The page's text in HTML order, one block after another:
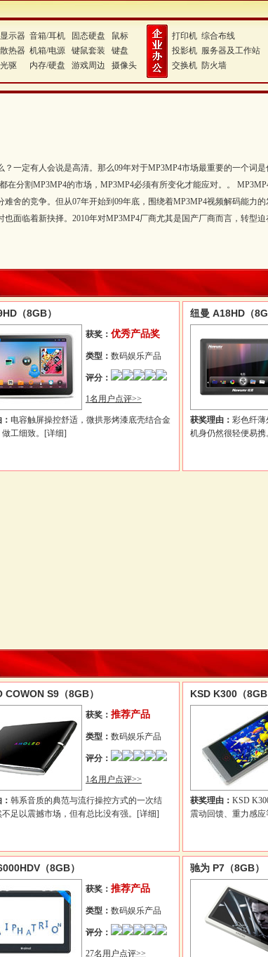
显示器 音箱/耳机 固态硬盘
鼠标
散热器 机箱/电源 键鼠套装
键盘
光驱 内存/硬盘 游戏周边 摄像头
打印机 综合布线
投影机 服务器及工作站
交换机 防火墙
一定有人会说是高清。那么09年对于MP3MP4市场最重要的一个词是
在分割MP3MP4的市场，MP3MP4必须有所变化才能应对。。
舍的竞争。但从07年开始到09年底，围绕着MP3MP4视频解码能力
面临着新抉择。2010年对MP3MP4厂商尤其是国产厂商而言，转型
（8GB）
获奖： 优秀产品奖
类型： 数码娱乐产品
评分：
1名用户点评>>
电容触屏操控舒适，微拱形烤漆底壳结合金
工细致。 [详细]
纽曼 A18HD（
获奖理由： 彩色纤薄
机身仍然很轻便易携
COWON S9（8GB）
获奖： 推荐产品
类型： 数码娱乐产品
评分：
1名用户点评>>
韩系音质的典范与流行操控方式的一次结
足以震撼市场，但有总比没有强。 [详细]
KSD K300（8GB
获奖理由： KSD
震动回馈、重力感应
（8GB）
获奖： 推荐产品
类型： 数码娱乐产品
评分：
27名用户点评>>
驰为 P7（8GB）